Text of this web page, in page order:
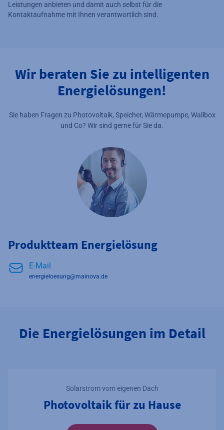
Leistungen anbieten und damit auch selbst für die
Kontaktaufnahme mit Ihnen verantwortlich sind.
Wir beraten Sie zu intelligenten
Energielösungen!
Sie haben Fragen zu Photovoltaik, Speicher, Wärmepumpe, Wallbox
und Co? Wir sind gerne für Sie da.
Produktteam Energielösung
E-Mail
energieloesung@mainova.de
Die Energielösungen im Detail
Solarstrom vom eigenen Dach
Photovoltaik für zu Hause